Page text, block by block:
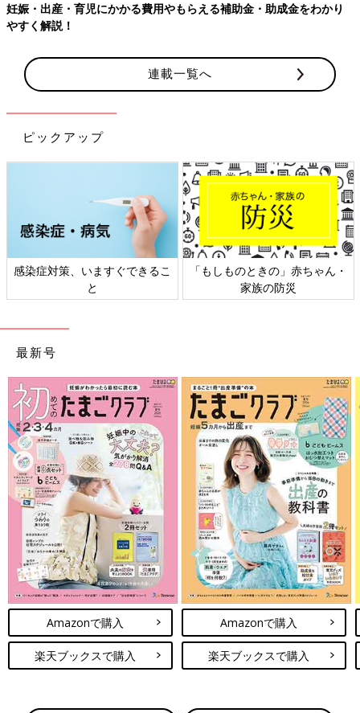
妊娠・出産・育児にかかる費用やもらえる補助金・助成金をわかり
やすく解説！
連載一覧へ
ピックアップ
感染症対策、いますぐできるこ
と
「もしものときの」赤ちゃん・
家族の防災
最新号
Amazonで購入
楽天ブックスで購入
Amazonで購入
楽天ブックスで購入